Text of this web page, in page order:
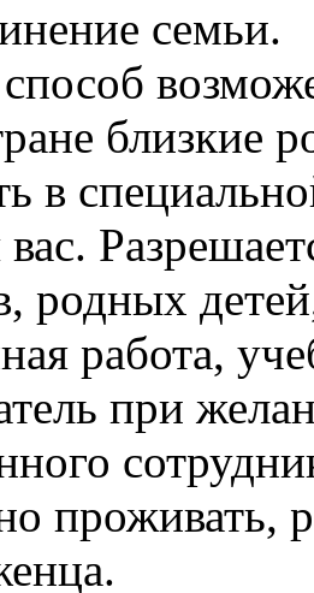
семьи.
близкие
в
вас.
родных
работа,
при
проживать,